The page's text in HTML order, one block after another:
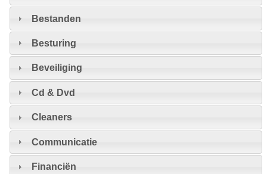
Bestanden
Besturing
Beveiliging
Cd & Dvd
Cleaners
Communicatie
Financiën